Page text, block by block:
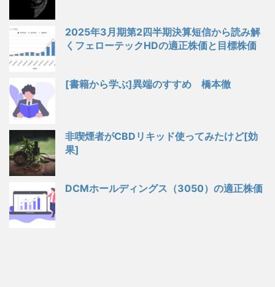
2025年3月期第2四半期決算短信から読み解
くフェローテックHDの適正株価と目標株価
[書籍から学ぶ]異端のすすめ 橋本徹
非喫煙者がCBDリキッド使ってみたけど[効
果]
DCMホールディングス（3050）の適正株価